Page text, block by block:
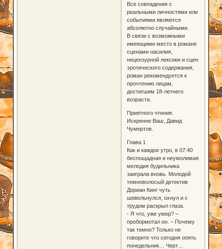
Все совпадения с
реальными личностями или
событиями являются
абсолютно случайными.
В связи с возможными
имеющими место в романе
сценами насилия,
нецензурной лексики и сцен
эротического содержания,
роман рекомендуется к
прочтению лицам,
достигшим 18-летнего
возраста.
Приятного чтения.
Искренне Ваш, Давид
Чумертов.
Глава 1
Как и каждое утро, в 07:40
беспощадная и неумолимая
мелодия будильника
заиграла вновь. Молодой
темноволосый детектив
Дориан Кинг чуть
шевельнулся, охнул и с
трудом раскрыл глаза.
- Я что, уже умер? –
пробормотал он. – Почему
так темно? Только не
говорите что сегодня опять
понедельник… Черт…